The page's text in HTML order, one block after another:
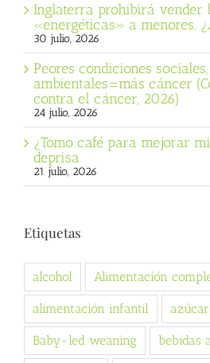
Inglaterra prohibirá vender
«energéticas» a menores.
30 julio, 2026
Peores condiciones
ambientales=más cáncer
contra el cáncer, 2026)
24 julio, 2026
¿Tomo café para mejorar
deprisa
21 julio, 2026
Etiquetas
alcohol Alimentación
alimentación infantil azúcar
Baby-led weaning bebidas